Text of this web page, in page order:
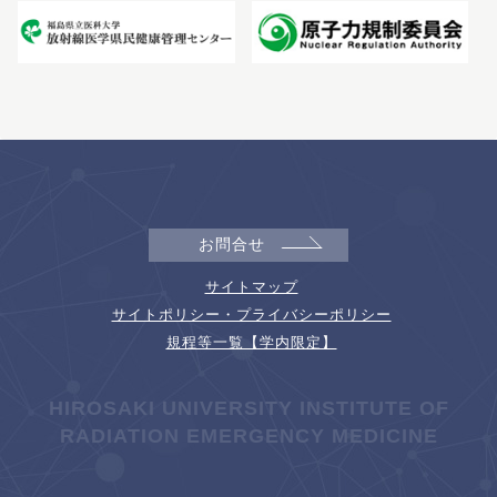
お問合せ
サイトマップ
サイトポリシー・プライバシーポリシー
規程等一覧【学内限定】
HIROSAKI UNIVERSITY INSTITUTE OF
RADIATION EMERGENCY MEDICINE